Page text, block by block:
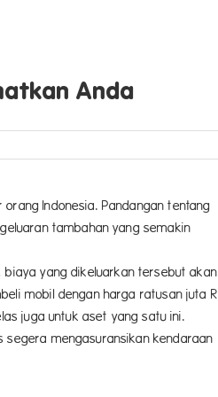
Anda
Indonesia. Pandangan tentang
tambahan yang semakin
yang dikeluarkan tersebut akan
mobil dengan harga ratusan juta
juga untuk aset yang satu ini.
mengasuransikan kendaraan